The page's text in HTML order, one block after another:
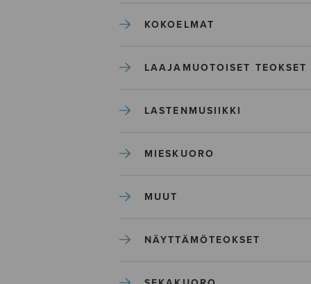
KOKOELMAT
LAAJAMUOTOISET TEOKSET
LASTENMUSIIKKI
MIESKUORO
MUUT
NÄYTTÄMÖTEOKSET